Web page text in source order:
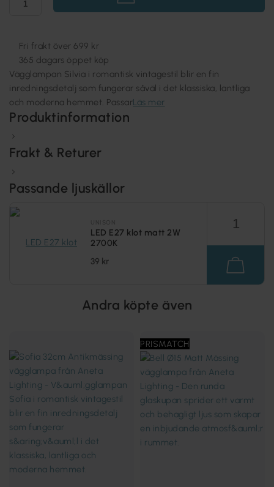
Fri frakt över 699 kr
365 dagars öppet köp
Vägglampan Silvia i romantisk vintagestil blir en fin
inredningsdetalj som fungerar såväl i det klassiska, lantliga
och moderna hemmet. PassarLäs mer
Produktinformation
Frakt & Returer
Passande ljuskällor
LED E27 klot matt 2W
2700K
39 kr
Andra köpte även
PRISMATCH